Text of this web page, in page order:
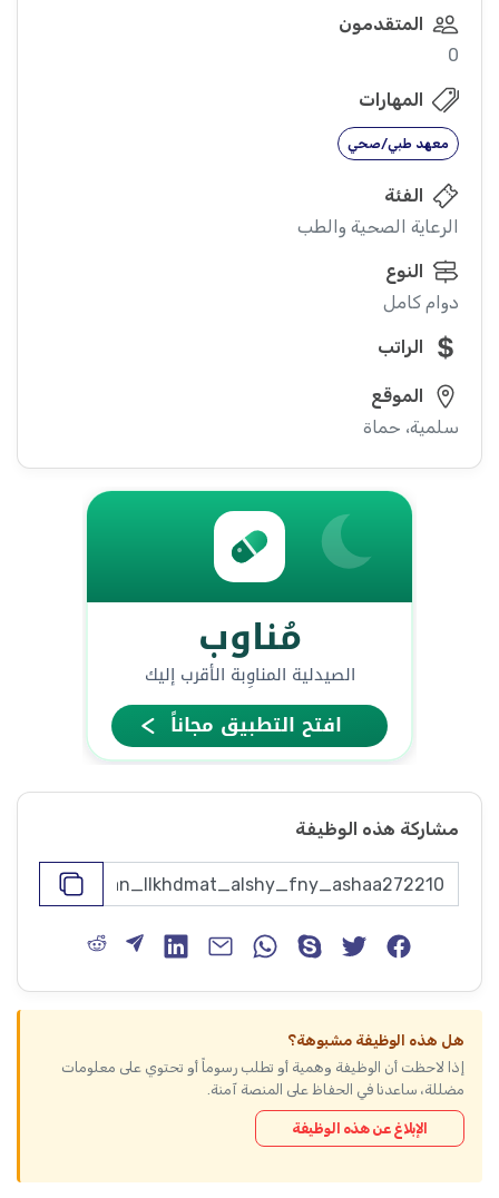
المتقدمون
0
المهارات
معهد طبي/صحي
الفئة
الرعاية الصحية والطب
النوع
دوام كامل
الراتب
الموقع
سلمية، حماة
مشاركة هذه الوظيفة
هل هذه الوظيفة مشبوهة؟
إذا لاحظت أن الوظيفة وهمية أو تطلب رسوماً أو تحتوي على معلومات
مضللة، ساعدنا في الحفاظ على المنصة آمنة.
الإبلاغ عن هذه الوظيفة